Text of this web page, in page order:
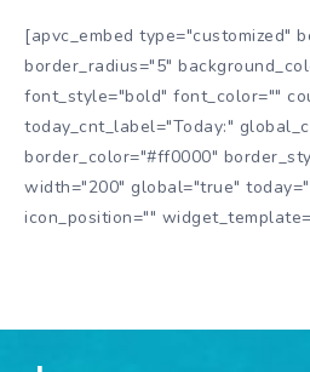
[apvc_embed type="customized"
border_radius="5"
font_style="bold" font_color=""
today_cnt_label="Today:"
border_color="#ff0000"
width="200" global="true"
icon_position=""